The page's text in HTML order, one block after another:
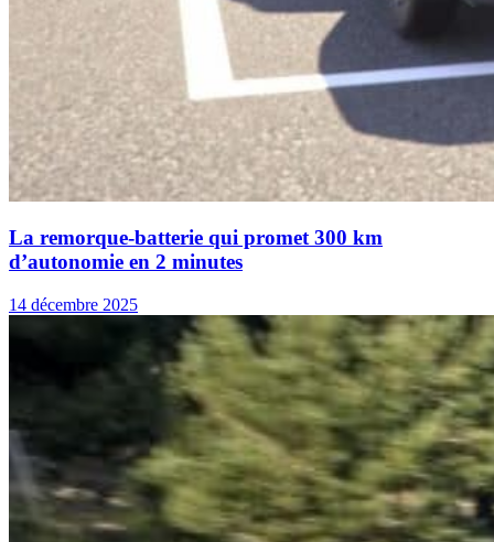
La remorque-batterie qui promet 300 km
d’autonomie en 2 minutes
14 décembre 2025